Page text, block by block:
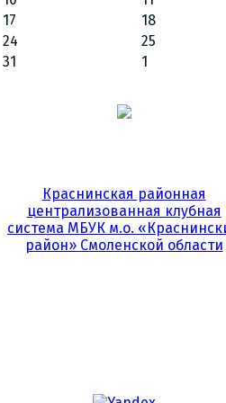
17
18
24
25
31
1
Краснинская районная
централизованная клубная
система МБУК м.о.
район» Смоленской области